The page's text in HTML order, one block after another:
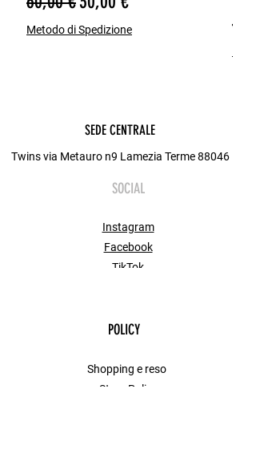
Metodo di Spedizione
SEDE CENTRALE
Twins via Metauro n9 Lamezia Terme 88046
SOCIAL
Instagram
Facebook
TikTok
POLICY
Shopping e reso
Store Policy